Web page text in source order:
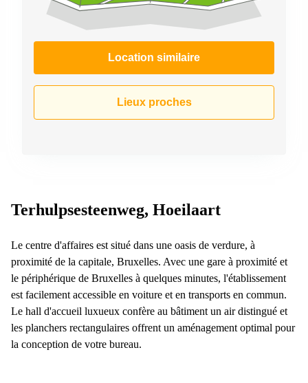
Location similaire
Lieux proches
Terhulpsesteenweg, Hoeilaart
Le centre d'affaires est situé dans une oasis de verdure, à
proximité de la capitale, Bruxelles. Avec une gare à proximité et
le périphérique de Bruxelles à quelques minutes, l'établissement
est facilement accessible en voiture et en transports en commun.
Le hall d'accueil luxueux confère au bâtiment un air distingué et
les planchers rectangulaires offrent un aménagement optimal pour
la conception de votre bureau.